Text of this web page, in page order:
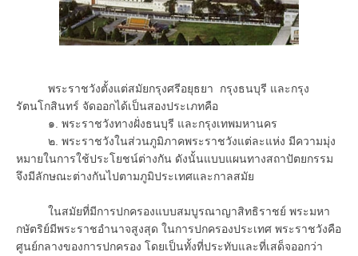
พระราชวังตั้งแต่สมัยกรุงศรีอยุธยา กรุงธนบุรี และกรุง
รัตนโกสินทร์ จัดออกได้เป็นสองประเภทคือ
๑. พระราชวังทางฝั่งธนบุรี และกรุงเทพมหานคร
๒. พระราชวังในส่วนภูมิภาคพระราชวังแต่ละแห่ง มีความมุ่ง
หมายในการใช้ประโยชน์ต่างกัน ดังนั้นแบบแผนทางสถาปัตยกรรม
จึงมีลักษณะต่างกันไปตามภูมิประเทศและกาลสมัย
ในสมัยที่มีการปกครองแบบสมบูรณาญาสิทธิราชย์ พระมหา
กษัตริย์มีพระราชอำนาจสูงสุด ในการปกครองประเทศ พระราชวังคือ
ศูนย์กลางของการปกครอง โดยเป็นทั้งที่ประทับและที่เสด็จออกว่า